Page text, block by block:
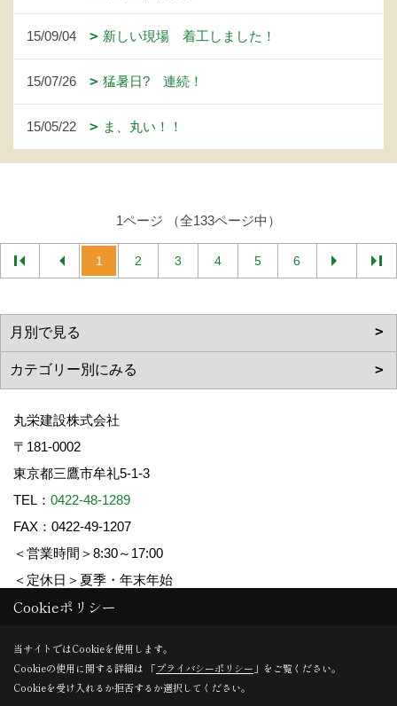
15/09/04 新しい現場 着工しました！
15/07/26 猛暑日? 連続！
15/05/22 ま、丸い！！
1ページ （全133ページ中）
1 2 3 4 5 6
丸栄建設株式会社
〒181-0002
東京都三鷹市牟礼5-1-3
TEL： 0422-48-1289
FAX：0422-49-1207
＜営業時間＞8:30～17:00
＜定休日＞夏季・年末年始
Copyright (c) 丸栄建設. All Rights Reserved.
Produced byゴデスクリエイト
Cookieポリシー
当サイトではCookieを使用します。
Cookieの使用に関する詳細は 「プライバシーポリシー 」をご覧ください。
Cookieを受け入れるか拒否するか選択してください。